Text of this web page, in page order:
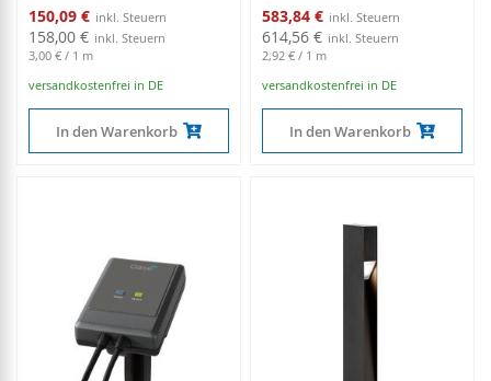
Sonderangebot
150,09 €
158,00 €
3,00 € / 1 m
versandkostenfrei in DE
In den Warenkorb
Sonderangebot
583,84 €
614,56 €
2,92 € / 1 m
versandkostenfrei in DE
In den Warenkorb